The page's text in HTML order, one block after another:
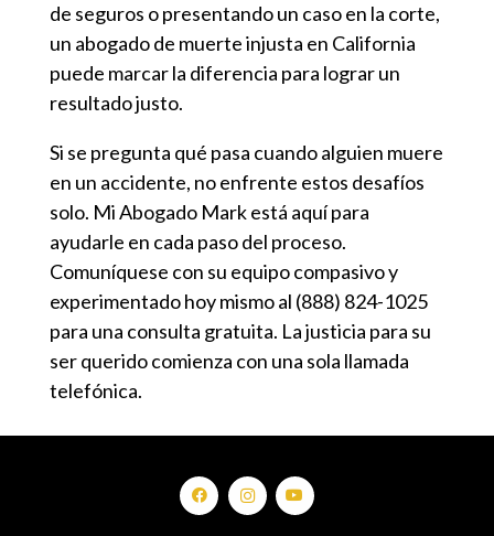
de seguros o presentando un caso en la corte,
un abogado de muerte injusta en California
puede marcar la diferencia para lograr un
resultado justo.
Si se pregunta qué pasa cuando alguien muere
en un accidente, no enfrente estos desafíos
solo. Mi Abogado Markestá aquí para
ayudarle en cada paso del proceso.
Comuníquese con su equipo compasivo y
experimentado hoy mismo al (888) 824-1025
para una consulta gratuita. La justicia para su
ser querido comienza con una sola llamada
telefónica.